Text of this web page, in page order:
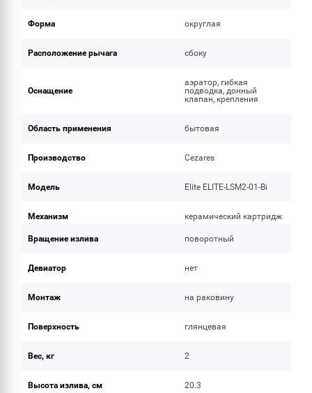
Форма округлая
Расположение рычага сбоку
Оснащение
аэратор, гибкая
подводка, донный
клапан, крепления
Область применения бытовая
Производство Cezares
Модель Elite ELITE-LSM2-01-Bi
Механизм керамический картридж
Вращение излива поворотный
Девиатор нет
Монтаж на раковину
Поверхность глянцевая
Вес, кг 2
Высота излива, см 20.3